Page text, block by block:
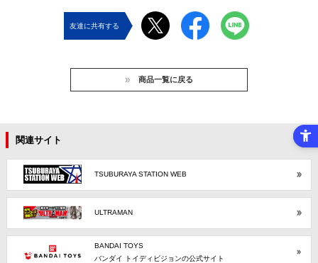
友達に共有する
商品一覧に戻る
関連サイト
TSUBURAYA STATION WEB
ULTRAMAN
BANDAI TOYS
バンダイ トイディビジョンの公式サイト